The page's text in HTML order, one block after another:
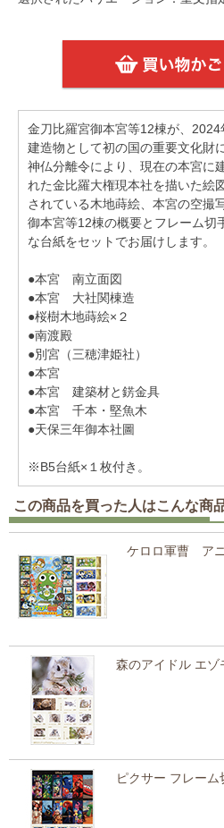
金刀比羅宮御本宮等12棟が、
建造物として初の国の重要文化財
神仏分離令により、現在の本宮に
れた金比羅大権現本社を描いた絵
されている木地蒔絵、本宮の空撮
御本宮等12棟の概要とフレーム切
な台紙をセットでお届けします。
●本宮 南立面図
●本宮 大社関棟造
●桜樹木地蒔絵×２
●南渡殿
●別宮（三穂津姫社）
●本宮
●本宮 建築材と錺金具
●本宮 千本・堅魚木
●天保三年御本社圖
※B5台紙×１枚付き。
この商品を買った人はこんな商
ケロロ軍曹 ア
森のアイドル エ
ピクサー フレーム